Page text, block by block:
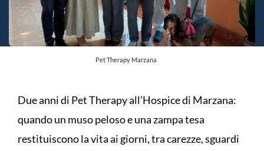
Pet Therapy Marzana
Due anni di Pet Therapy all’Hospice di Marzana:
quando un muso peloso e una zampa tesa
restituiscono la vita ai giorni, tra carezze, sguardi